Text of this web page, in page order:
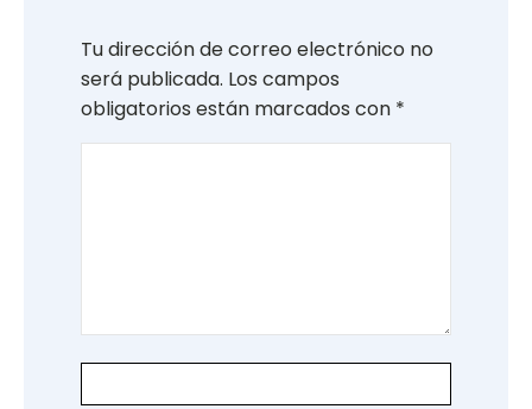
Tu dirección de correo electrónico no
será publicada. Los campos
obligatorios están marcados con *